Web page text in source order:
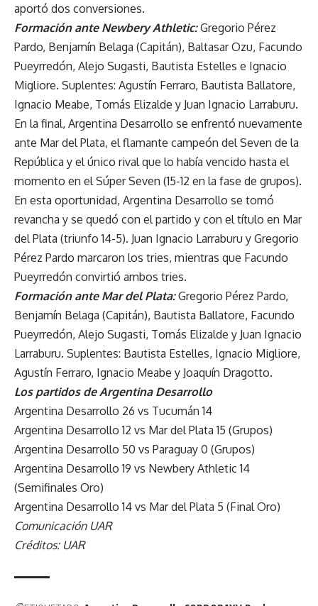
aportó dos conversiones.
Formación ante Newbery Athletic:Gregorio Pérez
Pardo, Benjamín Belaga (Capitán), Baltasar Ozu, Facundo
Pueyrredón, Alejo Sugasti, Bautista Estelles e Ignacio
Migliore. Suplentes: Agustín Ferraro, Bautista Ballatore,
Ignacio Meabe, Tomás Elizalde y Juan Ignacio Larraburu.
En la final, Argentina Desarrollo se enfrentó nuevamente
ante Mar del Plata, el flamante campeón del Seven de la
República y el único rival que lo había vencido hasta el
momento en el Súper Seven (15-12 en la fase de grupos).
En esta oportunidad, Argentina Desarrollo se tomó
revancha y se quedó con el partido y con el título en Mar
del Plata (triunfo 14-5). Juan Ignacio Larraburu y Gregorio
Pérez Pardo marcaron los tries, mientras que Facundo
Pueyrredón convirtió ambos tries.
Formación ante Mar del Plata: Gregorio Pérez Pardo,
Benjamín Belaga (Capitán), Bautista Ballatore, Facundo
Pueyrredón, Alejo Sugasti, Tomás Elizalde y Juan Ignacio
Larraburu. Suplentes: Bautista Estelles, Ignacio Migliore,
Agustín Ferraro, Ignacio Meabe y Joaquín Dragotto.
Los partidos de Argentina Desarrollo
Argentina Desarrollo 26 vs Tucumán 14
Argentina Desarrollo 12 vs Mar del Plata 15 (Grupos)
Argentina Desarrollo 50 vs Paraguay 0 (Grupos)
Argentina Desarrollo 19 vs Newbery Athletic 14
(Semifinales Oro)
Argentina Desarrollo 14 vs Mar del Plata 5 (Final Oro)
Comunicación UAR
Créditos: UAR